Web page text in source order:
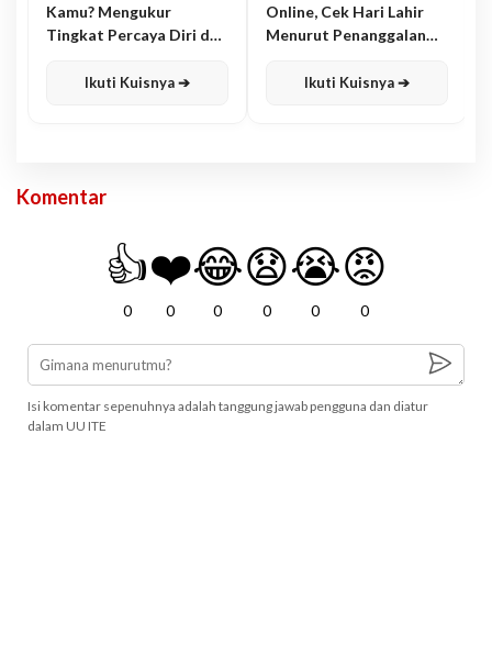
Kamu? Mengukur
Tingkat Percaya Diri dan
Ikuti Kuisnya ➔
Online, Cek Hari Lahir
Menurut Penanggalan
Ikuti Kuisnya ➔
Komentar
👍
0
❤️
0
😂
0
😧
0
😭
0
😡
0
Isi komentar sepenuhnya adalah tanggung jawab pengguna dan diatur
dalam UU ITE